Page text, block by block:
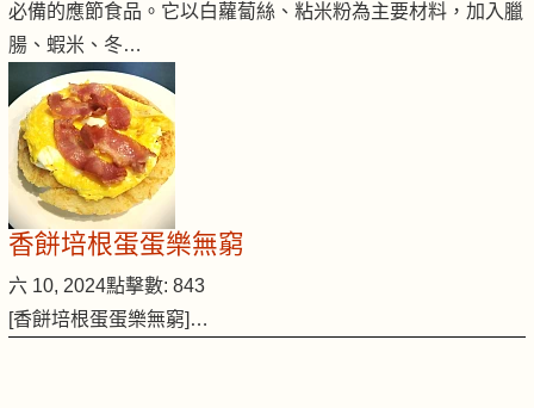
必備的應節食品。它以白蘿蔔絲、粘米粉為主要材料，加入臘
腸、蝦米、冬…
香餅培根蛋蛋樂無窮
六 10, 2024點擊數: 843
[香餅培根蛋蛋樂無窮]…